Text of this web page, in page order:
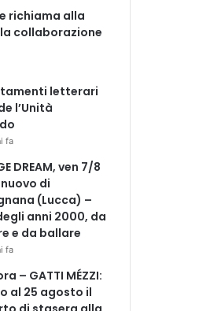
richiama alla
collaborazione
letterari
l’Unità
fa
DREAM, ven 7/8
di
(Lucca) –
anni 2000, da
e da ballare
fa
– GATTI MÉZZI:
al 25 agosto il